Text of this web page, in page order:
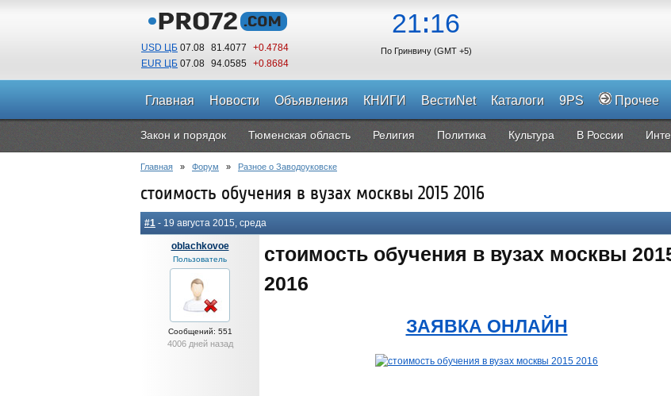
USD ЦБ 07.08 81.4077
+0.4784
EUR ЦБ 07.08 94.0585 +0.8684
21 16
По Гринвичу (GMT +5)
Главная Новости Объявления КНИГИ ВестиNet Каталоги 9PS Прочее
Закон и порядок Тюменская область Религия Политика Культура В России
Главная » Форум » Разное о Заводоуковске
стоимость обучения в вузах москвы 2015 2016
#1 - 19 августа 2015, среда
oblachkovoe
Пользователь
Сообщений: 551
4006 дней назад
стоимость обучения в вузах москвы
2016
ЗАЯВКА ОНЛАЙН